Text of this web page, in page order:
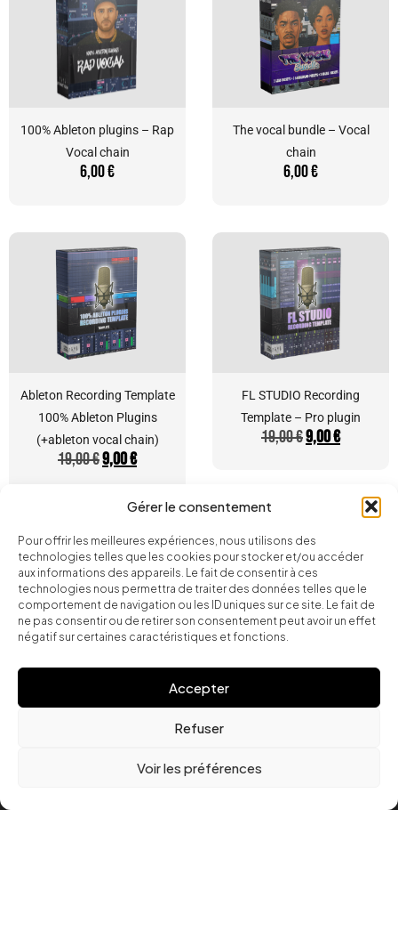
Gérer le consentement
Pour offrir les meilleures expériences, nous utilisons des
technologies telles que les cookies pour stocker et/ou accéder
aux informations des appareils. Le fait de consentir à ces
technologies nous permettra de traiter des données telles que le
comportement de navigation ou les ID uniques sur ce site. Le fait de
ne pas consentir ou de retirer son consentement peut avoir un effet
négatif sur certaines caractéristiques et fonctions.
Accepter
Refuser
Voir les préférences
100% Ableton plugins – Rap
Vocal chain
6,00€
The vocal bundle – Vocal
chain
6,00€
Ableton Recording Template
100% Ableton Plugins
(+ableton vocal chain)
19,00€9,00€
FL STUDIO Recording
Template – Pro plugin
19,00€9,00€
le shop du CHALET
STUDIO
Conditions générales de ventes CGV